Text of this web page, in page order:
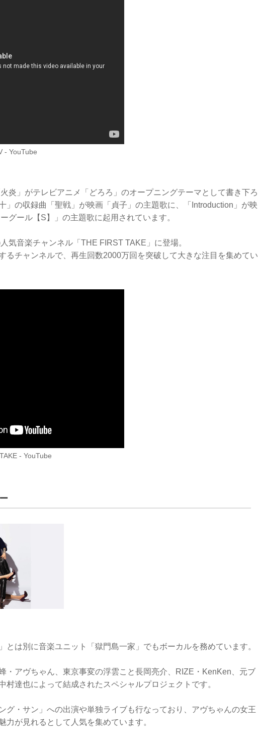
- YouTube
炎」がテレビアニメ「どろろ」のオープニングテーマとして書き下ろ
」の収録曲「聖戦」が映画「貞子」の主題歌に、「Introduction」が映
グール【S】」の主題歌に起用されています。
気音楽チャンネル「THE FIRST TAKE」に登場。
るチャンネルで、再生回数2000万回を突破して大きな注目を集めてい
- YouTube
とは別に音楽ユニット「獄門島一家」でもボーカルを務めています。
・アヴちゃん、東京事変の浮雲こと長岡亮介、RIZE・KenKen、元ブ
村達也によって結成されたスペシャルプロジェクトです。
グ・サン」への出演や単独ライブも行なっており、アヴちゃんの女王
力が見れるとして人気を集めています。